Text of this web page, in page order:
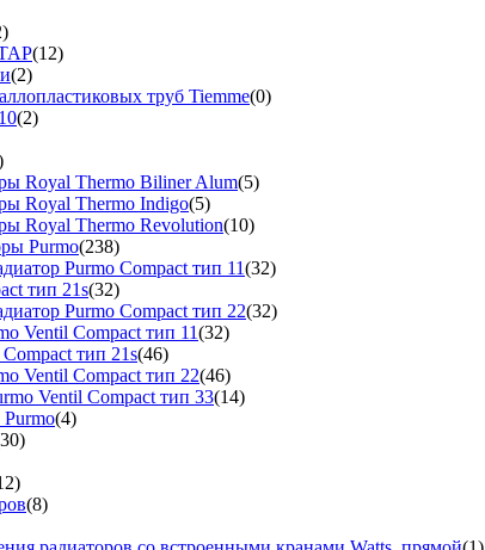
(12)
(2)
труб Tiemme(0)
(2)
Royal Thermo Biliner Alum(5)
Royal Thermo Indigo(5)
Royal Thermo Revolution(10)
Purmo(238)
Purmo Compact тип 11(32)
тип 21s(32)
Purmo Compact тип 22(32)
Ventil Compact тип 11(32)
тип 21s(46)
Ventil Compact тип 22(46)
Ventil Compact тип 33(14)
(4)
(8)